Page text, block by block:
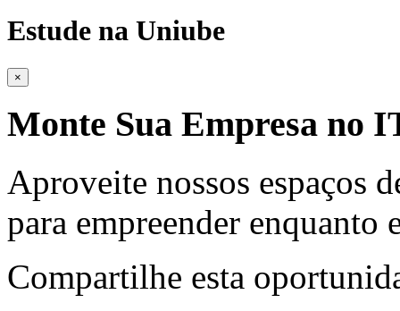
Estude na Uniube
×
Monte Sua Empresa no
Aproveite nossos espaços
para empreender enquanto
Compartilhe esta